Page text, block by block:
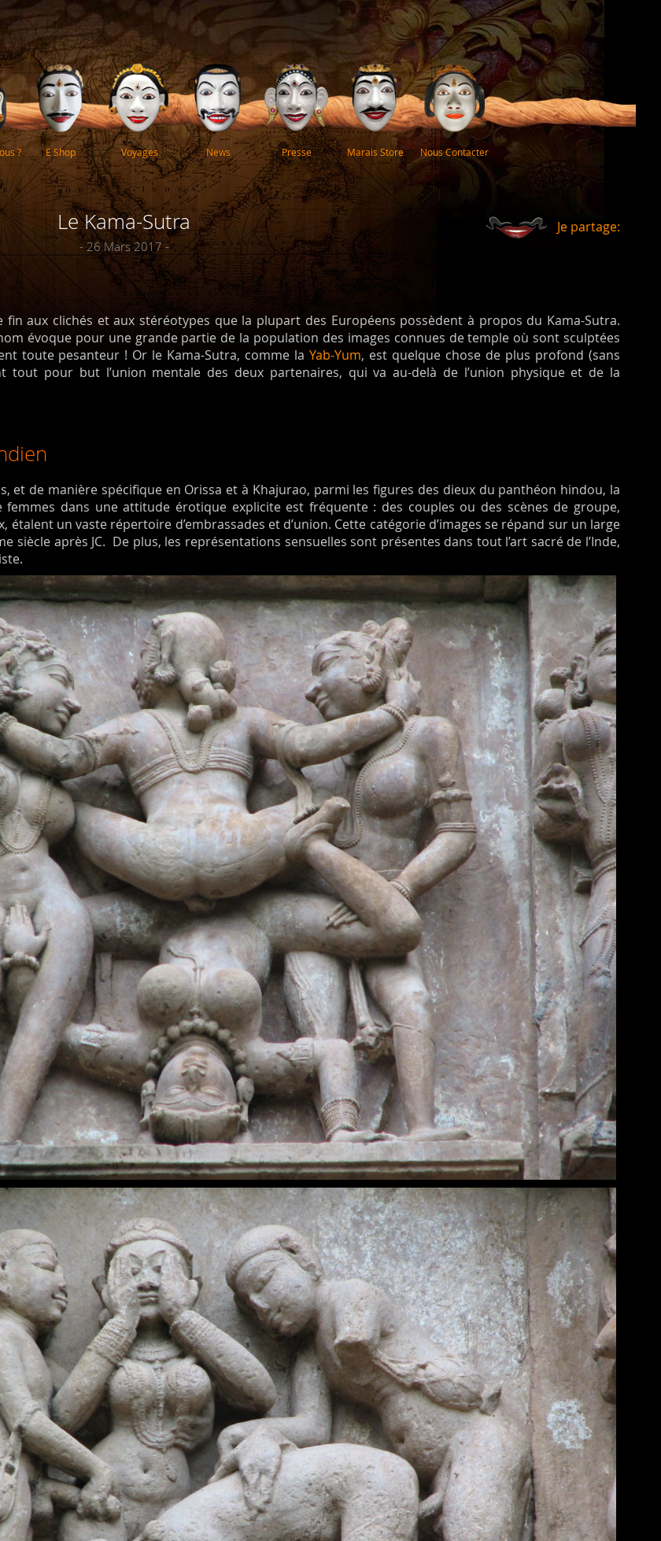
? E Shop Voyages News Presse Marais Store Nous Contacter
Le Kama-Sutra
- 26 Mars 2017 -
Je partage:
aux clichés et aux stéréotypes que la plupart des Européens possèdent à propos du Kama-Sutra.
évoque pour une grande partie de la population des images connues de temple où sont sculptées
toute pesanteur ! Or le Kama-Sutra, comme laYab-Yum, est quelque chose de plus profond (sans
tout pour but l’union mentale des deux partenaires, qui va au-delà de l’union physique et de la
et de manière spécifique en Orissa et à Khajurao, parmi les figures des dieux du panthéon hindou, la
femmes dans une attitude érotique explicite est fréquente : des couples ou des scènes de groupe,
étalent un vaste répertoire d’embrassades et d’union. Cette catégorie d’images se répand sur un large
après JC. De plus, les représentations sensuelles sont présentes dans tout l’art sacré de l’Inde,